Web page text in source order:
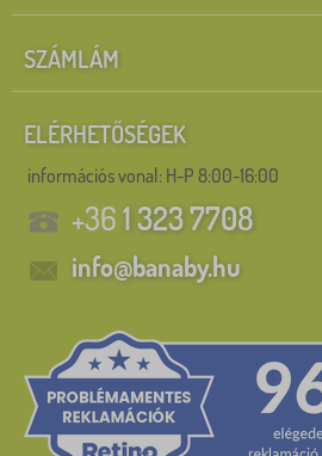
SZÁMLÁM
ELÉRHETŐSÉGEK
információs vonal: H-P 8:00-16:00
+361 323 7708
info@banaby.hu